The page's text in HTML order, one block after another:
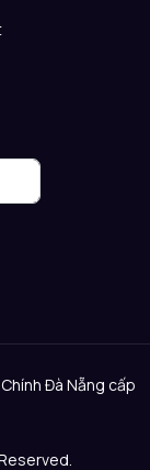
Đà Nẵng cấp